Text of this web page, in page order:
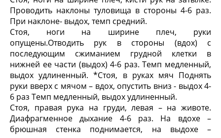
Проводить наклоны туловища в стороны 4-6 раз.
При наклоне- выдох, темп средний.
Стоя, ноги на ширине плеч, руки
опущены.Отводить рук в стороны (вдох) с
последующим сжиманием грудной клетки в
нижней ее части (выдох) 4-6 раз. Темп медленный,
выдох удлиненный. *Стоя, в руках мяч Поднять
руки вверх с мячом – вдох, опустить вниз - выдох 4-
6 раз Темп медленный, выдох удлиненный.
Стоя, правая рука на груди, левая – на животе.
Диафрагменное дыхание 4-6 раз. На вдохе –
брюшная стенка поднимается, на выдохе –